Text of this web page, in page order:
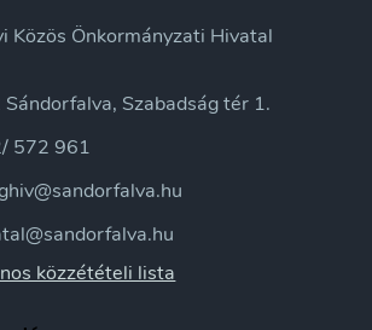
Közös Önkormányzati Hivatal
Szabadság tér 1.
572 961
közzétételi lista